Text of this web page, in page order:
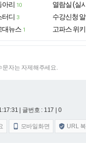
아리 10
터디 3
대뉴스 1
열람실 (실
수강신청
고파스 위키
문자는 자제해주세요.
| 글번호 : 117 | 0
 모바일화면  URL